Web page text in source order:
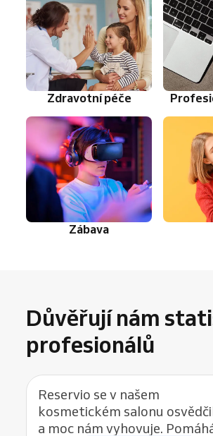
Zdravotní péče
Zábava
Důvěřují nám
profesionálů
Reservio se v našem
kosmetickém salonu
a moc nám vyhovuje.